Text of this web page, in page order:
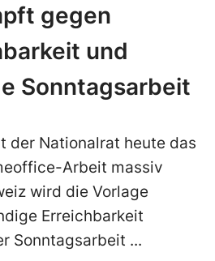
gegen
und
Sonntagsarbeit
der Nationalrat heute das
Arbeit massiv
wird die Vorlage
Erreichbarkeit
Sonntagsarbeit